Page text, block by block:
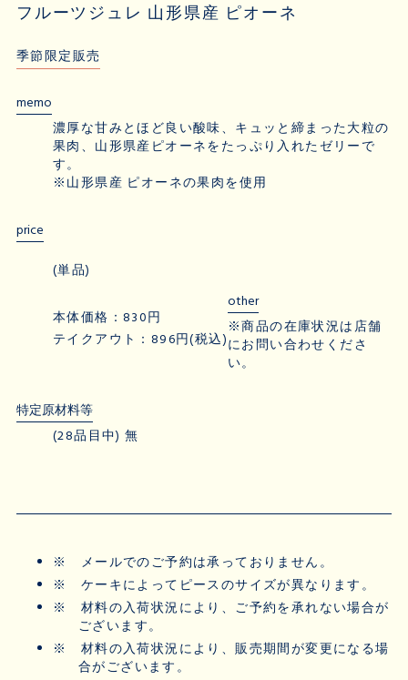
フルーツジュレ 山形県産 ピオーネ
季節限定販売
memo
濃厚な甘みとほど良い酸味、キュッと締まった大粒の
果肉、山形県産ピオーネをたっぷり入れたゼリーで
す。
※山形県産 ピオーネの果肉を使用
price
(単品)
本体価格：830円
テイクアウト：896円(税込)
other
※商品の在庫状況は店舗
にお問い合わせくださ
い。
特定原材料等
(28品目中) 無
※ メールでのご予約は承っておりません。
※ ケーキによってピースのサイズが異なります。
※ 材料の入荷状況により、ご予約を承れない場合が
ございます。
※ 材料の入荷状況により、販売期間が変更になる場
合がございます。